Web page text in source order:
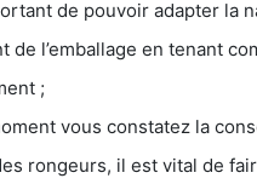
de pouvoir adapter la
de l’emballage en tenant
;
vous constatez la
rongeurs, il est vital de